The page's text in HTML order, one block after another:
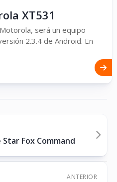
XT531
será un equipo
2.3.4 de Android. En
Fox Command
ANTERIOR